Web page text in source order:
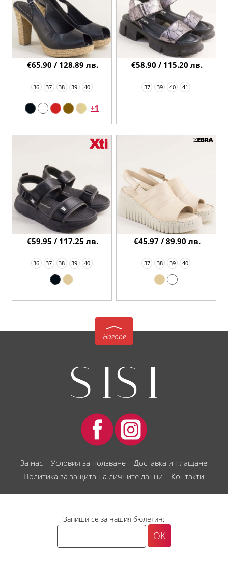
36 37 38 39 40
+1
€65.90 / 128.89 лв.
37 39 40 41
€58.90 / 115.20 лв.
36 37 38 39 40
€59.95 / 117.25 лв.
37 38 39 40
€45.97 / 89.90 лв.
Нагоре
За нас Условия за ползване
Доставка и плащане
Политика за защита на личните данни
Контакти
Запиши се за нашия бюлетин: